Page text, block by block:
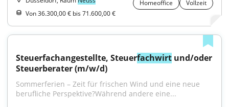
Homeoffice
Vollzeit
Von 36.300,00 € bis 71.600,00 €
Steuerfachangestellte, Steuerfachwirt und/oder
Steuerberater (m/w/d)
Sommerferien – Zeit für frischen Wind und eine neue
berufliche Perspektive?Während andere eine...